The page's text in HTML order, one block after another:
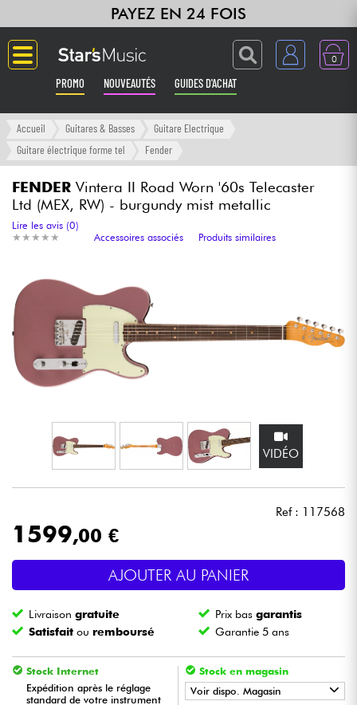
PAYEZ EN 24 FOIS
0
PROMO NOUVEAUTÉS GUIDES D'ACHAT
Langue
Amplis & Effets
Synthés & Sampleurs
Home Studio
Casques
DJ
Eclairage
Batteries & Percu
Vents
Violons & Quatuor
Accueil Guitares & Basses
Guitare Electrique
Guitare électrique forme tel
Fender
FENDER Vintera II Road Worn '60s Telecaster
Ltd (MEX, RW) - burgundy mist metallic
★ ★ ★ ★ ★
★ ★ ★ ★ ★
Lire les avis (0)
Accessoires associés
Produits similaires
VIDÉO
Ref : 117568
1599,00 €
AJOUTER AU PANIER
Livraisongratuite Prix basgarantis
Satisfait ou remboursé Garantie 5 ans
Stock Internet
Expédition après le réglage
standard de votre instrument
Stock en magasin
Voir dispo. Magasin